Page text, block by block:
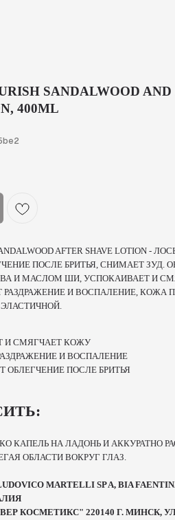
SANDALWOOD
400ML
AFTER SHAVE LOTION -
ПОСЛЕ БРИТЬЯ, СНИМАЕТ
И МАСЛОМ ШИ, УСПОКАИВАЕТ И
РАЗДРАЖЕНИЕ И ВОСПАЛЕНИЕ, КОЖА
И СМЯГЧАЕТ КОЖУ
И ВОСПАЛЕНИЕ
ОБЛЕГЧЕНИЕ ПОСЛЕ БРИТЬЯ
КАПЕЛЬ НА ЛАДОНЬ И АККУРАТНО
ОБЛАСТИ ВОКРУГ ГЛАЗ.
MARTELLI SP A, BIA
КОСМЕТИКС" 220140 Г. МИНСК,